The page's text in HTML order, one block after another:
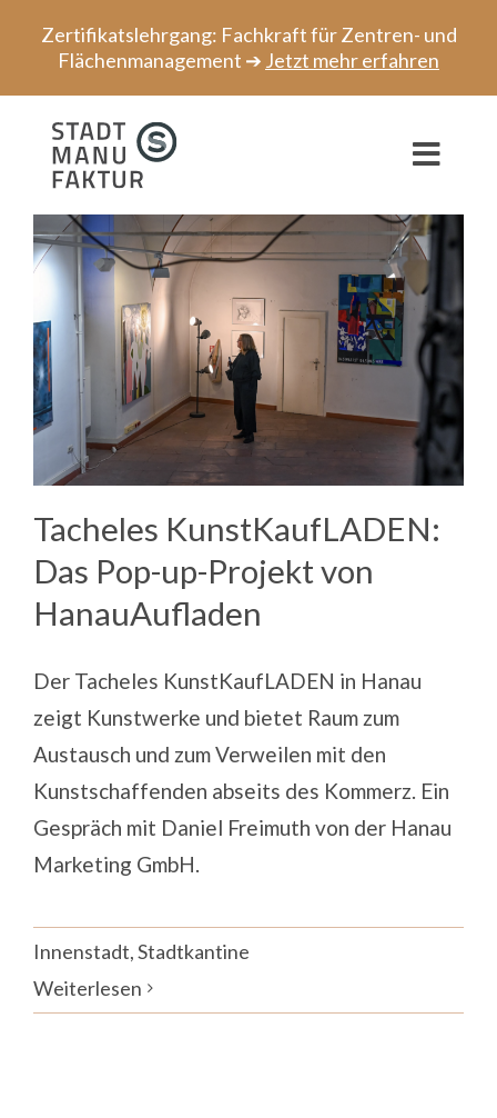
springen
Zertifikatslehrgang: Fachkraft für Zentren- und
Flächenmanagement ➔ Jetzt mehr erfahren
Beratung
Projekte
Speaker
Netzwerk
Über uns
Magazin
Kontakt
Deutsch
Tacheles KunstKaufLADEN:
Das Pop-up-Projekt von
HanauAufladen
Der Tacheles KunstKaufLADEN in Hanau
zeigt Kunstwerke und bietet Raum zum
Austausch und zum Verweilen mit den
Kunstschaffenden abseits des Kommerz. Ein
Gespräch mit Daniel Freimuth von der Hanau
Marketing GmbH.
Innenstadt,Stadtkantine
Weiterlesen